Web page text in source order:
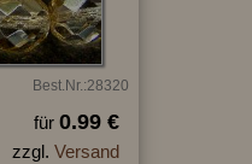
Best.Nr.:28320
für 0.99 €
zzgl. Versand